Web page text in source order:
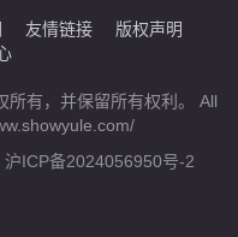
友情链接
版权声明
有，并保留所有权利。 All
沪ICP备2024056950号-2